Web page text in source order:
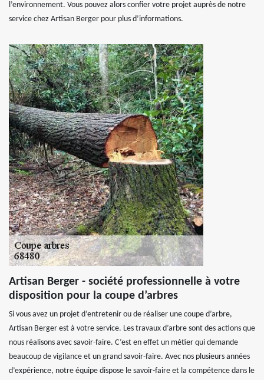
l’environnement. Vous pouvez alors confier votre projet auprès de notre
service chez Artisan Berger pour plus d’informations.
Artisan Berger - société professionnelle à votre
disposition pour la coupe d’arbres
Si vous avez un projet d’entretenir ou de réaliser une coupe d’arbre,
Artisan Berger est à votre service. Les travaux d’arbre sont des actions que
nous réalisons avec savoir-faire. C’est en effet un métier qui demande
beaucoup de vigilance et un grand savoir-faire. Avec nos plusieurs années
d’expérience, notre équipe dispose le savoir-faire et la compétence dans le